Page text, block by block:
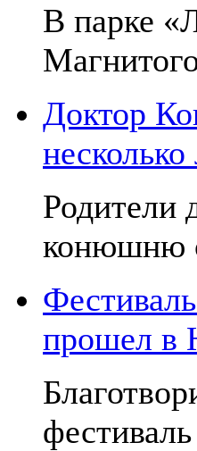
В парке
Доктор
несколько
Родители
конюшню
прошел в